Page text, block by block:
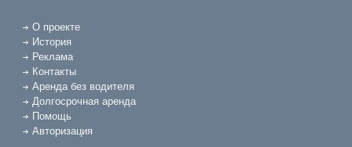
О проекте
История
Реклама
Контакты
Аренда без водителя
Долгосрочная аренда
Помощь
Авторизация